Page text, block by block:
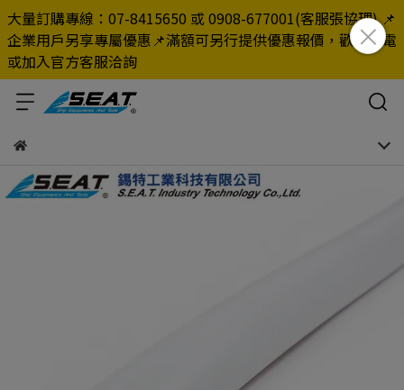
大量訂購專線：07-8415650 或 0908-677001(客服張協理) 📌
企業用戶另享專屬優惠📌滿額可另行提供優惠報價，歡迎來電
或加入官方客服洽詢